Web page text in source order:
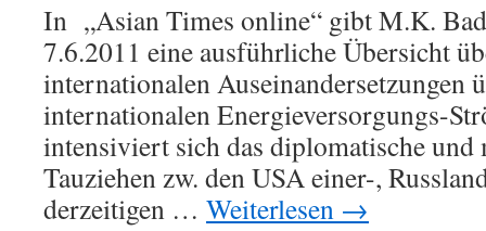
um
die
Gasversorgung
In „Asian Times online“ gibt M.K.
7.6.2011 eine ausführliche Übersicht
internationalen Auseinandersetzungen
internationalen Energieversorgungs-
intensiviert sich das diplomatische
Tauziehen zw. den USA einer-,
derzeitigen … Weiterlesen →